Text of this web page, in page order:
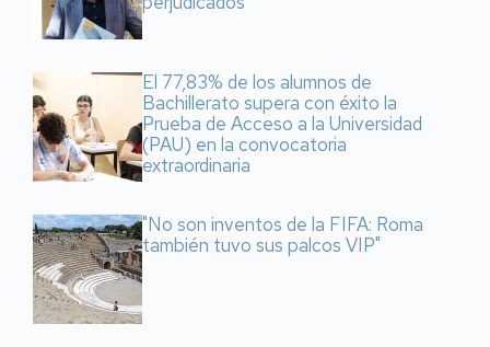
El 77,83% de los alumnos de
Bachillerato supera con éxito la
Prueba de Acceso a la Universidad
(PAU) en la convocatoria
extraordinaria
"No son inventos de la FIFA: Roma
también tuvo sus palcos VIP"